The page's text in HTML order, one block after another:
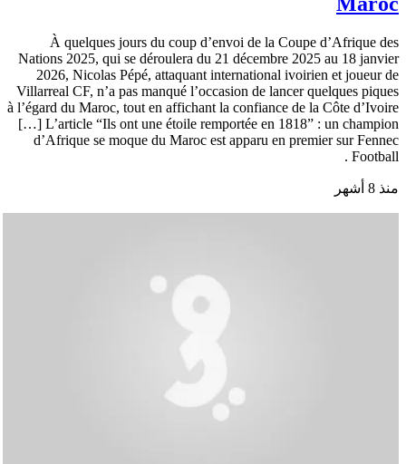
À quelques jours du coup d’envoi de la Coupe d’Afrique des
Nations 2025, qui se déroulera du 21 décembre 2025 au 18 janvier
2026, Nicolas Pépé, attaquant international ivoirien et joueur de
Villarreal CF, n’a pas manqué l’occasion de lancer quelques piques
à l’égard du Maroc, tout en affichant la confiance de la Côte d’Ivoire
[…] L’article “Ils ont une étoile remportée en 1818” : un champion
d’Afrique se moque du Maroc est apparu en premier sur Fennec
Football .
منذ 8 أشهر